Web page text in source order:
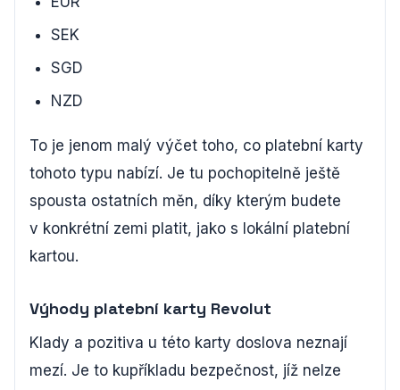
SEK
SGD
NZD
To je jenom malý výčet toho, co platební karty
tohoto typu nabízí. Je tu pochopitelně ještě
spousta ostatních měn, díky kterým budete
v konkrétní zemi platit, jako s lokální platební
kartou.
Výhody platební karty Revolut
Klady a pozitiva u této karty doslova neznají
mezí. Je to kupříkladu bezpečnost, jíž nelze